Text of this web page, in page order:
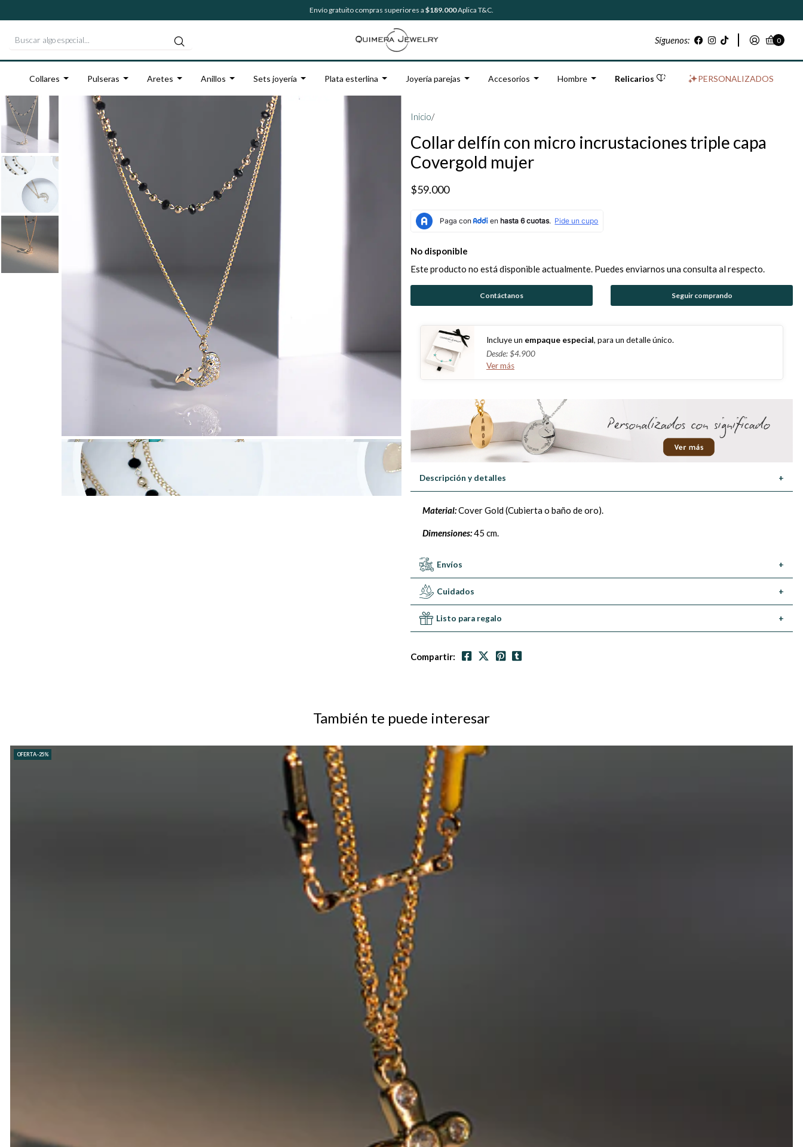
Envío gratuito compras superiores a $189.000Aplica T&C.
Síguenos: 0
Collares Pulseras Aretes Anillos Sets joyería Plata esterlina Joyería parejas Accesorios Hombre Relicarios PERSONALIZADOS
Inicio/
Collar delfín con micro incrustaciones triple capa
Covergold mujer
$59.000
No disponible
Este producto no está disponible actualmente. Puedes enviarnos una consulta al respecto.
Contáctanos Seguir comprando
Incluye un empaque especial, para un detalle único.
Desde: $4.900
Ver más
Descripción y detalles +
Material:Cover Gold (Cubierta o baño de oro).
Dimensiones:45 cm.
Envíos +
Cuidados +
Listo para regalo +
Compartir:
También te puede interesar
OFERTA -25%